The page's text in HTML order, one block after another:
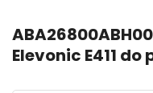
Elevonic E411